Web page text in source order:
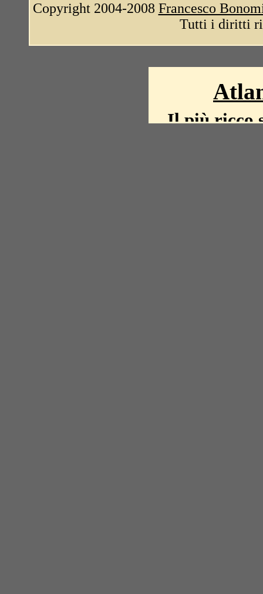
Copyright 2004-2008 Francesco
Tutti i diritti
Il più ricco